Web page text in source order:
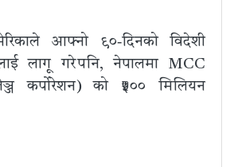
आफ्नो ९०‑दिनको विदेशी
लागू गरे पनि, नेपालमा MCC
कर्पोरेशन) को ₹५०० मिलियन